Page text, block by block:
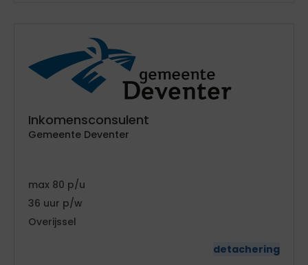
Inkomensconsulent
Gemeente Deventer
80
36
Overijssel
detachering